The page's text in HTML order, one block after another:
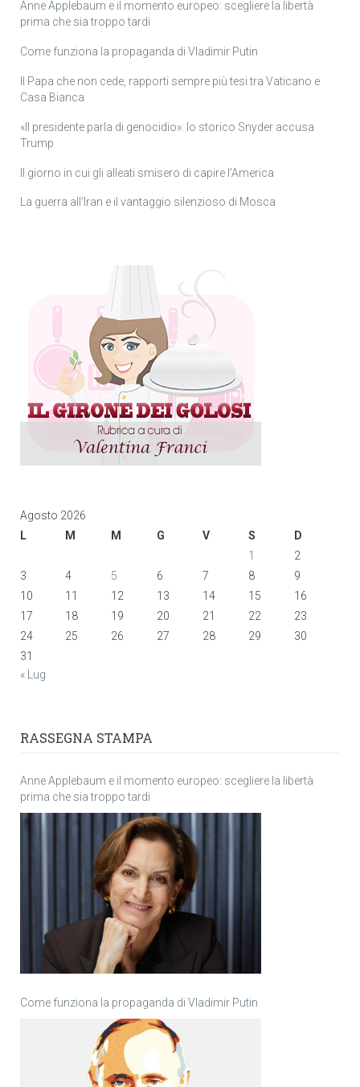
Anne Applebaum e il momento europeo: scegliere la libertà
prima che sia troppo tardi
Come funziona la propaganda di Vladimir Putin
Il Papa che non cede, rapporti sempre più tesi tra Vaticano e
Casa Bianca
«Il presidente parla di genocidio»: lo storico Snyder accusa
Trump
Il giorno in cui gli alleati smisero di capire l’America
La guerra all’Iran e il vantaggio silenzioso di Mosca
Agosto 2026
L
M M G V S
D
1
2
3
4 5 6 7 8
9
10
11 12 13 14 15
16
17
18 19 20 21 22
23
24
25 26 27 28 29
30
31
« Lug
RASSEGNA STAMPA
Anne Applebaum e il momento europeo: scegliere la libertà
prima che sia troppo tardi
Come funziona la propaganda di Vladimir Putin